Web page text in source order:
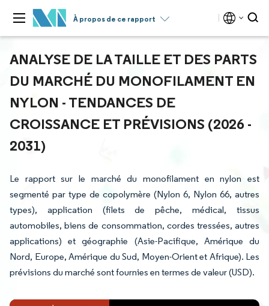
À propos de ce rapport
ANALYSE DE LA TAILLE ET DES PARTS
DU MARCHÉ DU MONOFILAMENT EN
NYLON - TENDANCES DE
CROISSANCE ET PRÉVISIONS (2026 -
2031)
Le rapport sur le marché du monofilament en nylon est
segmenté par type de copolymère (Nylon 6, Nylon 66, autres
types), application (filets de pêche, médical, tissus
automobiles, biens de consommation, cordes tressées, autres
applications) et géographie (Asie-Pacifique, Amérique du
Nord, Europe, Amérique du Sud, Moyen-Orient et Afrique). Les
prévisions du marché sont fournies en termes de valeur (USD).